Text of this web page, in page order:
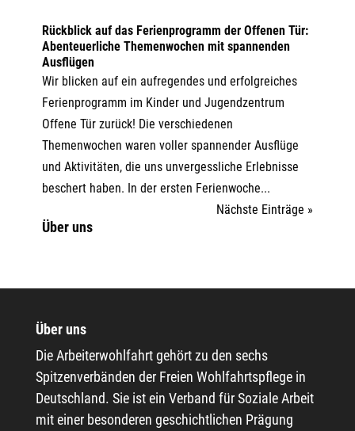
Rückblick auf das Ferienprogramm der Offenen Tür:
Abenteuerliche Themenwochen mit spannenden
Ausflügen
Wir blicken auf ein aufregendes und erfolgreiches
Ferienprogramm im Kinder und Jugendzentrum
Offene Tür zurück! Die verschiedenen
Themenwochen waren voller spannender Ausflüge
und Aktivitäten, die uns unvergessliche Erlebnisse
beschert haben. In der ersten Ferienwoche...
Nächste Einträge »
Über uns
Über uns
Die Arbeiterwohlfahrt gehört zu den sechs
Spitzenverbänden der Freien Wohlfahrtspflege in
Deutschland. Sie ist ein Verband für Soziale Arbeit
mit einer besonderen geschichtlichen Prägung